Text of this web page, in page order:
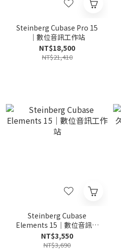
Steinberg Cubase Pro 15
｜數位音訊工作站
NT$18,500
NT$21,410
Steinberg Cubase
Elements 15｜數位音訊工
作站
NT$3,550
NT$3,690